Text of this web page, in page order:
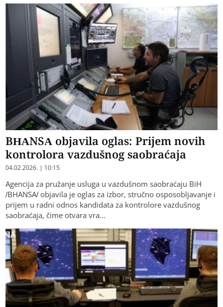
BHANSA objavila oglas: Prijem novih
kontrolora vazdušnog saobraćaja
04.02.2026. | 10:15
Agencija za pružanje usluga u vazdušnom saobraćaju BiH
/BHANSA/ objavila je oglas za izbor, stručno osposobljavanje i
prijem u radni odnos kandidata za kontrolore vazdušnog
saobraćaja, čime otvara vra…